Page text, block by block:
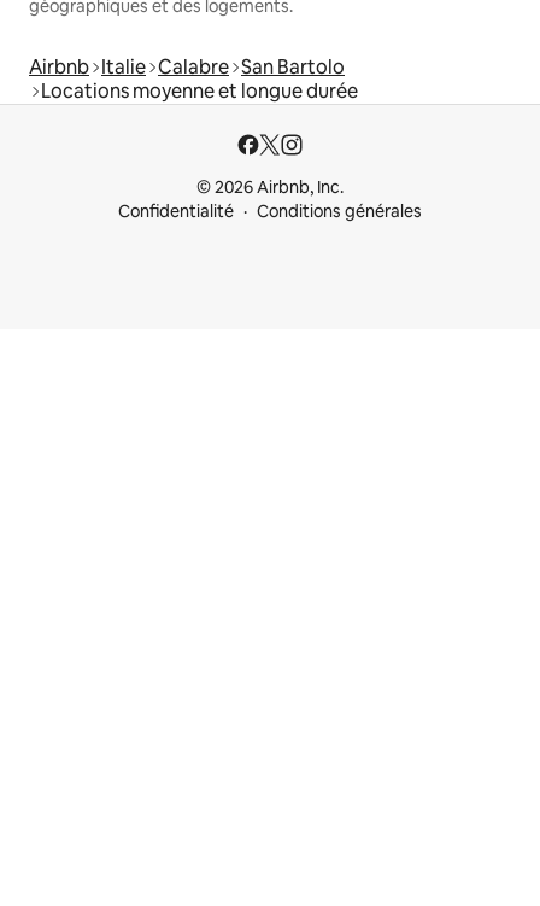
géographiques et des logements.
Airbnb Italie Calabre San Bartolo
Locations moyenne et longue durée
© 2026 Airbnb, Inc.
Confidentialité
Conditions générales